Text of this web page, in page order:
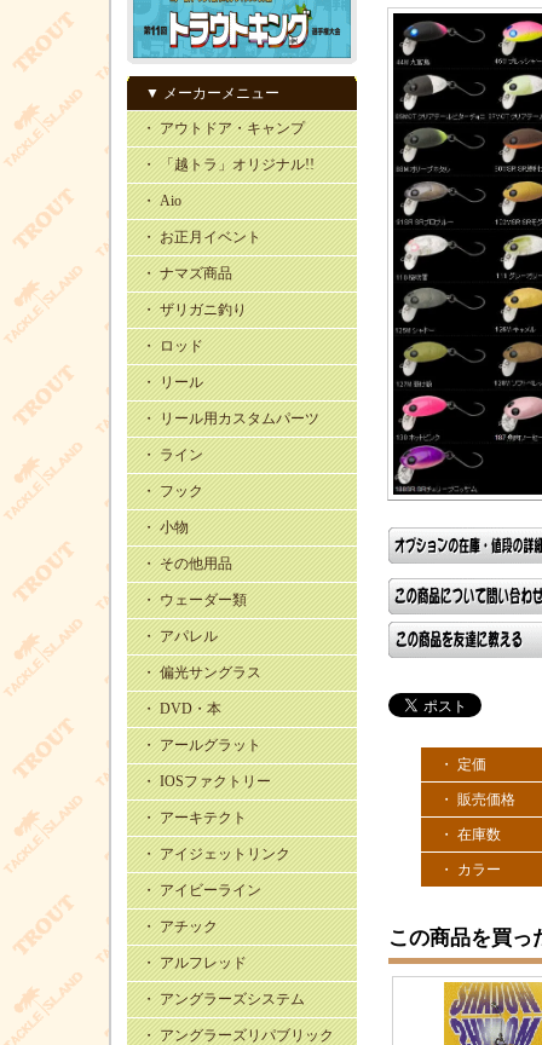
▼ メーカーメニュー
・ アウトドア・キャンプ
・ 「越トラ」オリジナル!!
・ Aio
・ お正月イベント
・ ナマズ商品
・ ザリガニ釣り
・ ロッド
・ リール
・ リール用カスタムパーツ
・ ライン
・ フック
・ 小物
・ その他用品
・ ウェーダー類
・ アパレル
・ 偏光サングラス
・ DVD・本
・ アールグラット
・ IOSファクトリー
・ アーキテクト
・ アイジェットリンク
・ アイビーライン
・ アチック
・ アルフレッド
・ アングラーズシステム
・ アングラーズリパブリック
・ 定価
・ 販売価格
・ 在庫数
・ カラー
この商品を買っ